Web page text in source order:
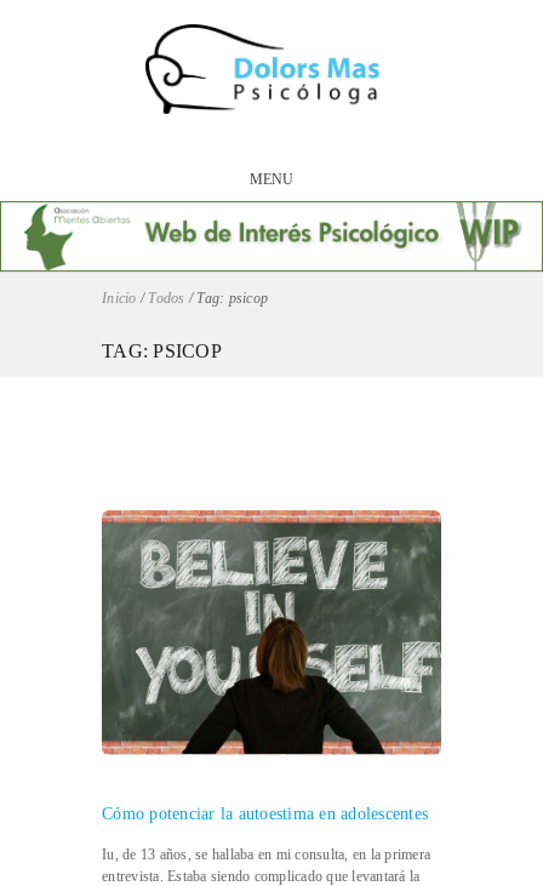
MENU
Inicio / Todos / Tag: psicop
TAG: PSICOP
Cómo potenciar la autoestima en adolescentes
Iu, de 13 años, se hallaba en mi consulta, en la primera
entrevista. Estaba siendo complicado que levantará la